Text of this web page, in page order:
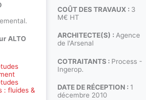
COÛT DES TRAVAUX : 3
M€ HT
ARCHITECTE(S) : Agence
de l'Arsenal
COTRAITANTS : Process -
Ingerop.
DATE DE RÉCEPTION : 1
décembre 2010
ALTO
: fluides &